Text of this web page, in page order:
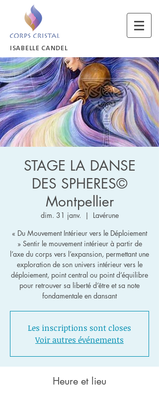
ISABELLE CANDEL
STAGE LA DANSE
DES SPHERES©
Montpellier
dim. 31 janv.
  |
Lavérune
« Du Mouvement Intérieur vers le Déploiement
» Sentir le mouvement intérieur à partir de
l’axe du corps vers l’expansion, permettant une
exploration de son univers intérieur vers le
déploiement, point central ou point d’équilibre
pour retrouver sa liberté d’être et sa note
Les inscriptions sont closes
Voir autres événements
Heure et lieu